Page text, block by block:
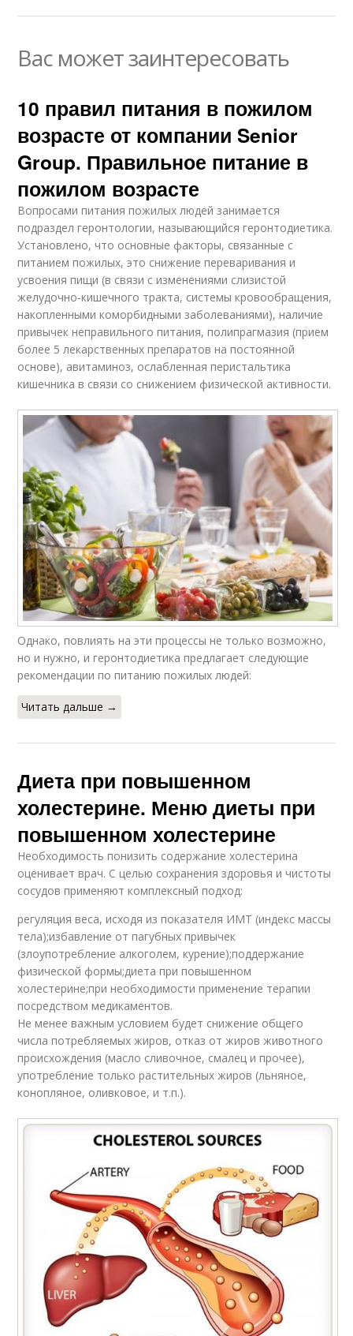
Вас может заинтересовать
10 правил питания в пожилом
возрасте от компании Senior
Group. Правильное питание в
пожилом возрасте
Вопросами питания пожилых людей занимается
подраздел геронтологии, называющийся геронтодиетика.
Установлено, что основные факторы, связанные с
питанием пожилых, это снижение переваривания и
усвоения пищи (в связи с изменениями слизистой
желудочно-кишечного тракта, системы кровообращения,
накопленными коморбидными заболеваниями), наличие
привычек неправильного питания, полипрагмазия (прием
более 5 лекарственных препаратов на постоянной
основе), авитаминоз, ослабленная перистальтика
кишечника в связи со снижением физической активности.
Однако, повлиять на эти процессы не только возможно,
но и нужно, и геронтодиетика предлагает следующие
рекомендации по питанию пожилых людей:
Читать дальше →
Диета при повышенном
холестерине. Меню диеты при
повышенном холестерине
Необходимость понизить содержание холестерина
оценивает врач. С целью сохранения здоровья и чистоты
сосудов применяют комплексный подход:
регуляция веса, исходя из показателя ИМТ (индекс массы
тела);избавление от пагубных привычек
(злоупотребление алкоголем, курение);поддержание
физической формы;диета при повышенном
холестерине;при необходимости применение терапии
посредством медикаментов.
Не менее важным условием будет снижение общего
числа потребляемых жиров, отказ от жиров животного
происхождения (масло сливочное, смалец и прочее),
употребление только растительных жиров (льняное,
конопляное, оливковое, и т.п.).